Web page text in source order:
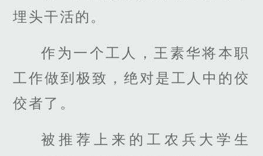
埋头干活的。
作为一个工人，王素华将本职
工作做到极致，绝对是工人中的佼
佼者了。
被推荐上来的工农兵大学生